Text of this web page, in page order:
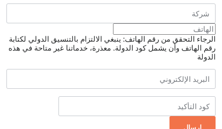
الرجاء التحقق من رقم الهاتف: ينبغي الالتزام بالتنسيق الدولي لكتابة
رقم الهاتف وأن يشمل كود الدولة. معذرة، خدماتنا غير متاحة في هذه
الدولة